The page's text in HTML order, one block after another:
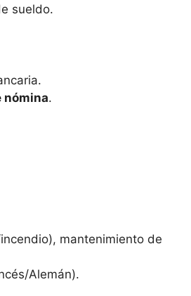
sueldo.
nómina.
mantenimiento de
Alemán).